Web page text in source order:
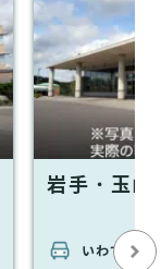
岩手・玉山
いわて沼宮